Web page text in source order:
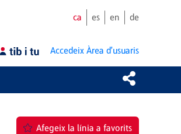
ca es en de
Accedeix Àrea d'usuaris
Afegeix la línia a favorits